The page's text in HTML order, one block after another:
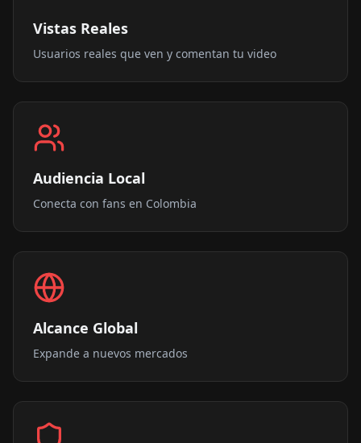
Vistas Reales
Usuarios reales que ven y comentan tu video
Audiencia Local
Conecta con fans en Colombia
Alcance Global
Expande a nuevos mercados